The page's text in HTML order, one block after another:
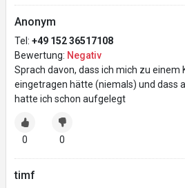
Anonym
Tel: +49 152 36517108
Bewertung: Negativ
Sprach davon, dass ich mich zu
eingetragen hätte (niemals) und dass
hatte ich schon aufgelegt
0 0
timf